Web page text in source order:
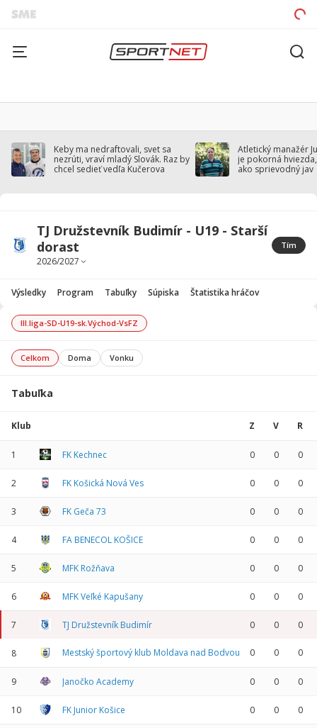
Keby ma nedraftovali, svet sa
nezrúti, vraví mladý Slovák. Raz by
chcel sedieť vedľa Kučerova
Atletický manažér
je pokorná
ako sprievodný jav
TJ Družstevník Budimír - U19 - Starší
dorast
Tím
Výsledky Program Tabuľky Súpiska Štatistika hráčov
III.liga-SD-U19-sk.Východ-VsFZ
Celkom Doma Vonku
Tabuľka
Klub Z V R
1 FK Kechnec 0 0 0
2 FK Košická Nová Ves 0 0 0
3 FK Geča 73 0 0 0
4 FA BENECOL KOŠICE 0 0 0
5 MFK Rožňava 0 0 0
6 MFK Veľké Kapušany 0 0 0
7 TJ Družstevník Budimír 0 0 0
8 Mestský športový klub Moldava nad Bodvou 0 0 0
9 Janočko Academy 0 0 0
10 FK Junior Košice 0 0 0